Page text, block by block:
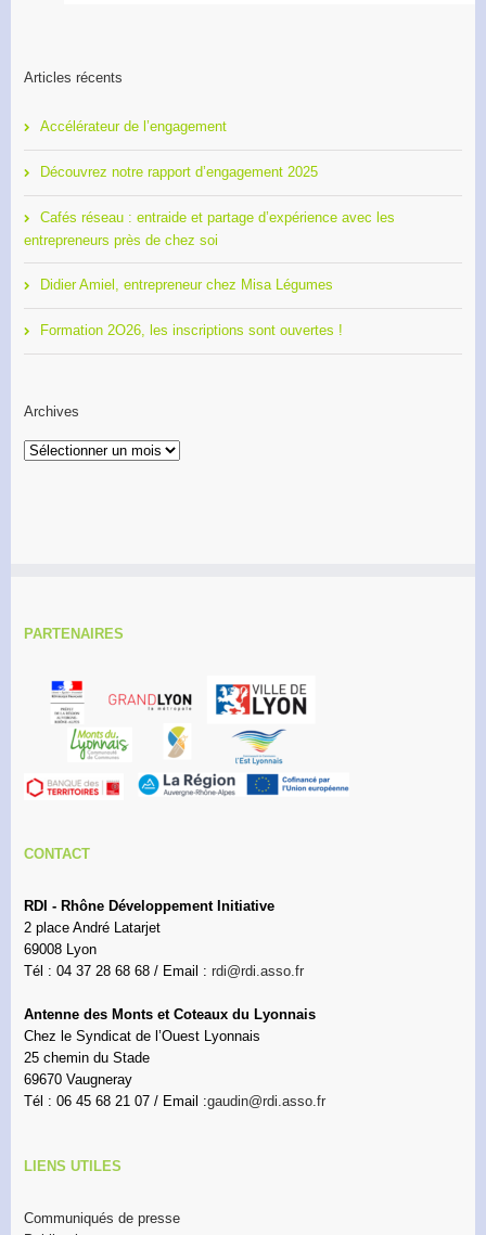
Articles récents
Accélérateur de l’engagement
Découvrez notre rapport d’engagement 2025
Cafés réseau : entraide et partage d’expérience avec les
entrepreneurs près de chez soi
Didier Amiel, entrepreneur chez Misa Légumes
Formation 2O26, les inscriptions sont ouvertes !
Archives
Archives
PARTENAIRES
CONTACT
RDI - Rhône Développement Initiative
2 place André Latarjet
69008 Lyon
Tél : 04 37 28 68 68 / Email : rdi@rdi.asso.fr
Antenne des Monts et Coteaux du Lyonnais
Chez le Syndicat de l’Ouest Lyonnais
25 chemin du Stade
69670 Vaugneray
Tél : 06 45 68 21 07 / Email :gaudin@rdi.asso.fr
LIENS UTILES
Communiqués de presse